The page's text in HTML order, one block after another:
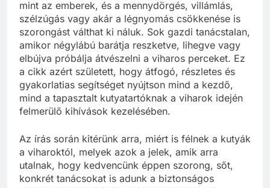
mint az emberek, és a mennydörgés, villámlás,
szélzúgás vagy akár a légnyomás csökkenése is
szorongást válthat ki náluk. Sok gazdi tanácstalan,
amikor négylábú barátja reszketve, lihegve vagy
elbújva próbálja átvészelni a viharos perceket. Ez
a cikk azért született, hogy átfogó, részletes és
gyakorlatias segítséget nyújtson mind a kezdő,
mind a tapasztalt kutyatartóknak a viharok idején
felmerülő kihívások kezelésében.
Az írás során kitérünk arra, miért is félnek a kutyák
a viharoktól, melyek azok a jelek, amik arra
utalnak, hogy kedvencünk éppen szorong, sőt,
konkrét tanácsokat is adunk a biztonságos